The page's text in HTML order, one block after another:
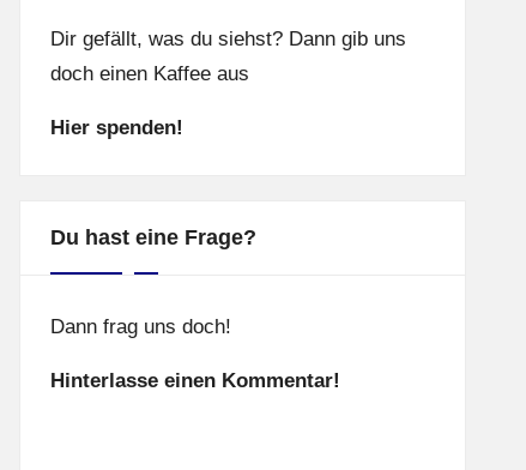
Dir gefällt, was du siehst? Dann gib uns
doch einen Kaffee aus
Hier spenden!
Du hast eine Frage?
Dann frag uns doch!
Hinterlasse einen Kommentar!